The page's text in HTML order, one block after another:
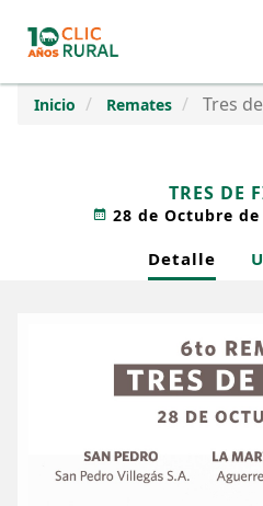
Inicio Remates Tres
TRES DE
28 de Octubre
Detalle